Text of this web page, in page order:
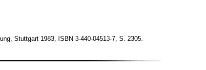
Stuttgart 1983, ISBN 3-440-04513-7, S. 2305.